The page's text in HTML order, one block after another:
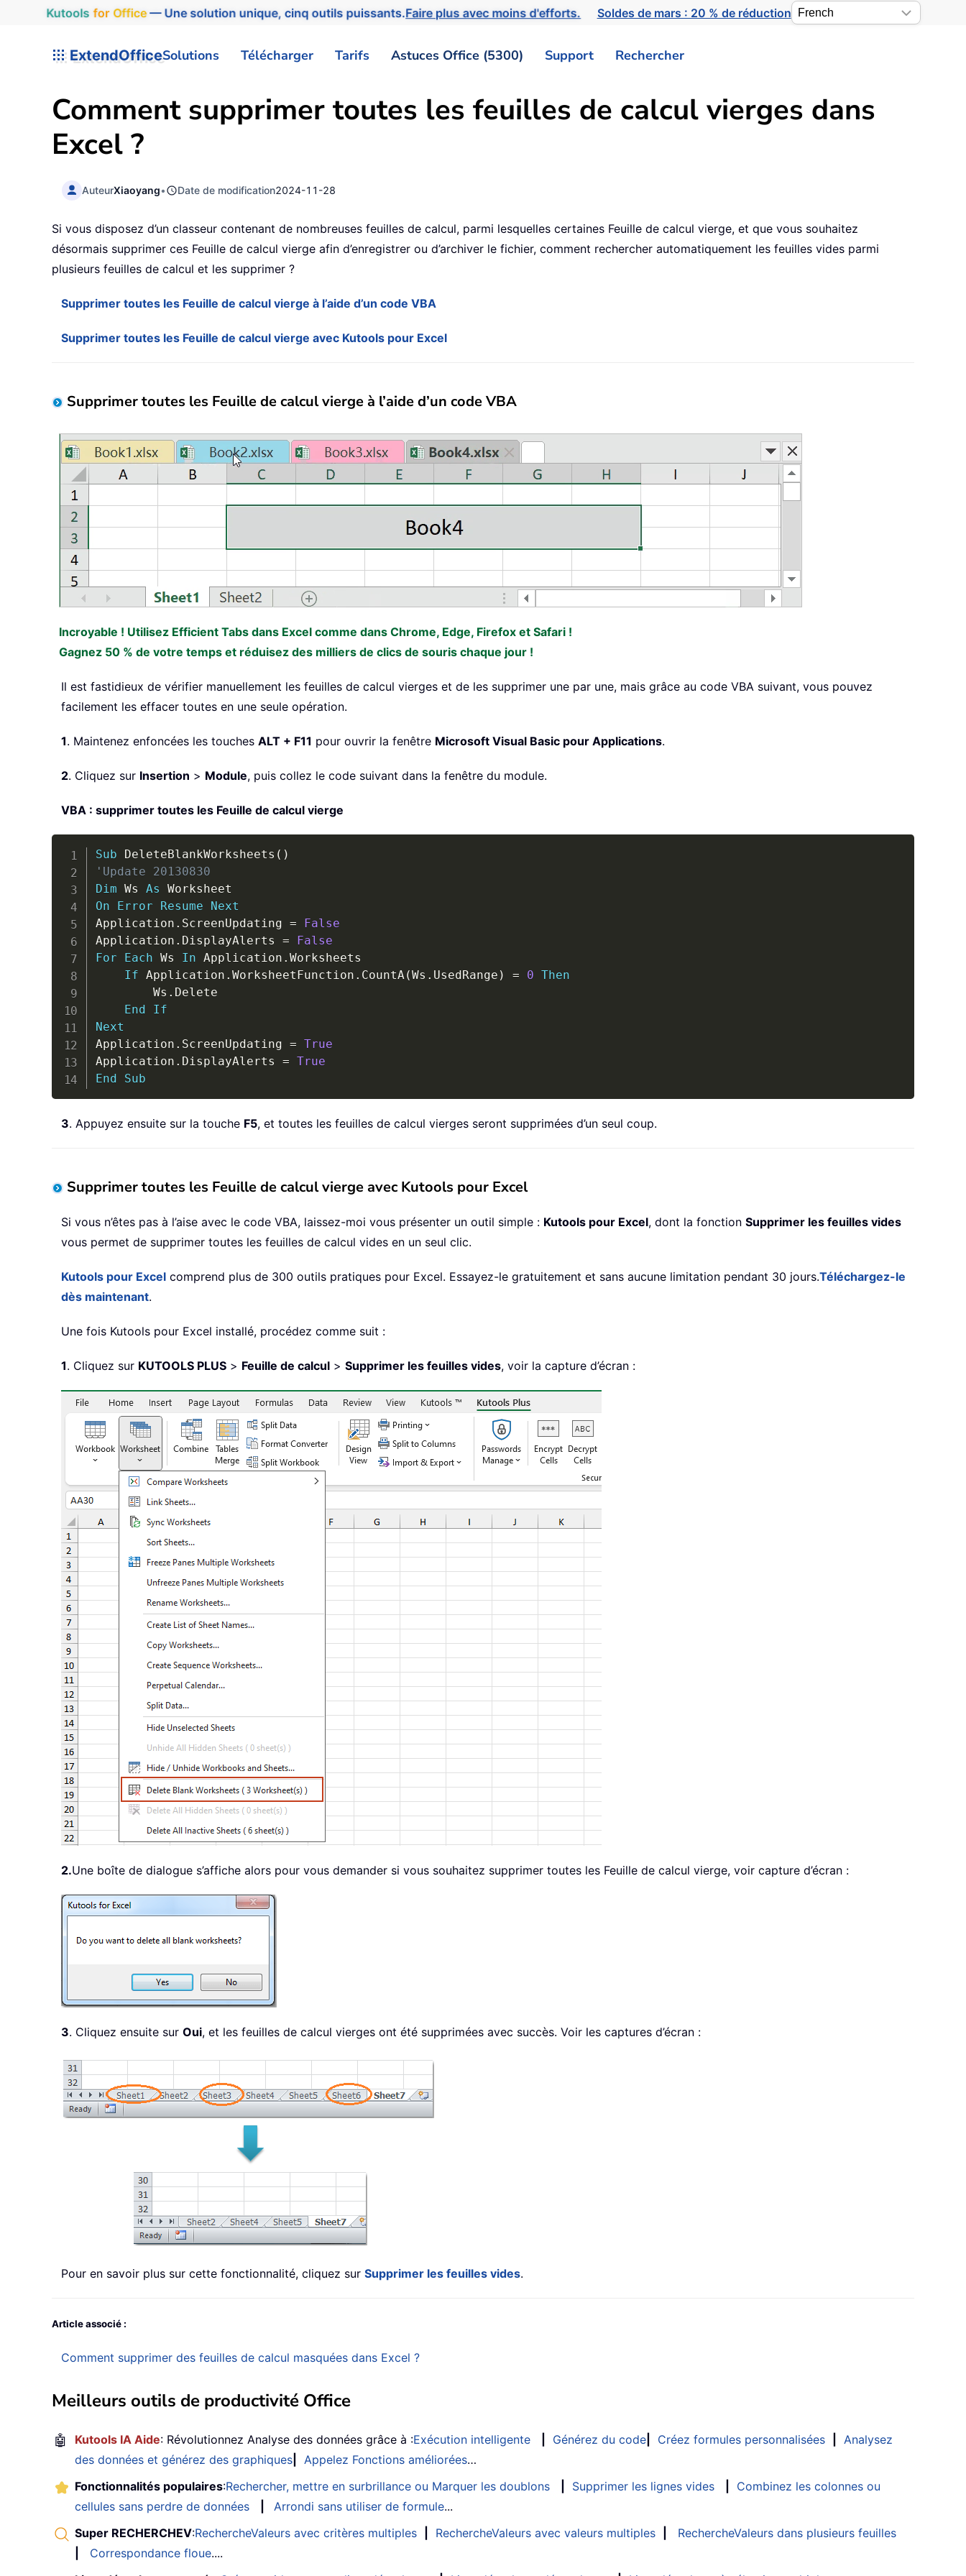
Kutools for Office— Une solution unique, cinq outils puissants.Faire plus avec moins d'efforts. Soldes de mars : 20 % de réduction
ExtendOfficeSolutions Télécharger Tarifs Astuces Office (5300) Support Rechercher
Comment supprimer toutes les feuilles de calcul vierges dans
Excel ?
AuteurXiaoyang• Date de modification2024-11-28
Si vous disposez d’un classeur contenant de nombreuses feuilles de calcul, parmi lesquelles certaines Feuille de calcul vierge, et que vous souhaitez
désormais supprimer ces Feuille de calcul vierge afin d’enregistrer ou d’archiver le fichier, comment rechercher automatiquement les feuilles vides parmi
plusieurs feuilles de calcul et les supprimer ?
Supprimer toutes les Feuille de calcul vierge à l’aide d’un code VBA
Supprimer toutes les Feuille de calcul vierge avec Kutools pour Excel
Supprimer toutes les Feuille de calcul vierge à l’aide d’un code VBA
Incroyable ! Utilisez Efficient Tabs dans Excel comme dans Chrome, Edge, Firefox et Safari !
Gagnez 50 % de votre temps et réduisez des milliers de clics de souris chaque jour !
Il est fastidieux de vérifier manuellement les feuilles de calcul vierges et de les supprimer une par une, mais grâce au code VBA suivant, vous pouvez
facilement les effacer toutes en une seule opération.
1. Maintenez enfoncées les touches ALT + F11 pour ouvrir la fenêtre Microsoft Visual Basic pour Applications.
2. Cliquez sur Insertion > Module, puis collez le code suivant dans la fenêtre du module.
VBA : supprimer toutes les Feuille de calcul vierge
Sub DeleteBlankWorksheets ( )
'Update 20130830
Dim Ws As
On
Error Resume
Next
Application . ScreenUpdating =
False
Application . DisplayAlerts =
False
For
Each Ws In Application . Worksheets
If Application . WorksheetFunction . CountA(Ws . UsedRange ) = 0 Then
        Ws
. Delete
End
If
Next
Application . ScreenUpdating = True
Application . DisplayAlerts = True
End
Sub
3. Appuyez ensuite sur la touche F5, et toutes les feuilles de calcul vierges seront supprimées d’un seul coup.
Supprimer toutes les Feuille de calcul vierge avec Kutools pour Excel
Si vous n’êtes pas à l’aise avec le code VBA, laissez-moi vous présenter un outil simple : Kutools pour Excel, dont la fonction Supprimer les feuilles vides
vous permet de supprimer toutes les feuilles de calcul vides en un seul clic.
Kutools pour Excel comprend plus de 300 outils pratiques pour Excel. Essayez-le gratuitement et sans aucune limitation pendant 30 jours.Téléchargez-le
dès maintenant.
Une fois Kutools pour Excel installé, procédez comme suit :
1. Cliquez sur KUTOOLS PLUS > Feuille de calcul > Supprimer les feuilles vides, voir la capture d’écran :
2.Une boîte de dialogue s’affiche alors pour vous demander si vous souhaitez supprimer toutes les Feuille de calcul vierge, voir capture d’écran :
3. Cliquez ensuite sur Oui, et les feuilles de calcul vierges ont été supprimées avec succès. Voir les captures d’écran :
Pour en savoir plus sur cette fonctionnalité, cliquez sur Supprimer les feuilles vides.
Article associé :
Comment supprimer des feuilles de calcul masquées dans Excel ?
Meilleurs outils de productivité Office
🤖 Kutools IA Aide: Révolutionnez Analyse des données grâce à :Exécution intelligente Générez du code Créez formules personnalisées
Analysez
des données et générez des graphiques
Appelez Fonctions améliorées…
Fonctionnalités populaires:Rechercher, mettre en surbrillance ou Marquer les doublons Supprimer les lignes vides
Combinez les colonnes ou
cellules sans perdre de données
Arrondi sans utiliser de formule...
Super RECHERCHEV:RechercheValeurs avec critères multiples RechercheValeurs avec valeurs multiples
RechercheValeurs dans plusieurs feuilles
Correspondance floue....